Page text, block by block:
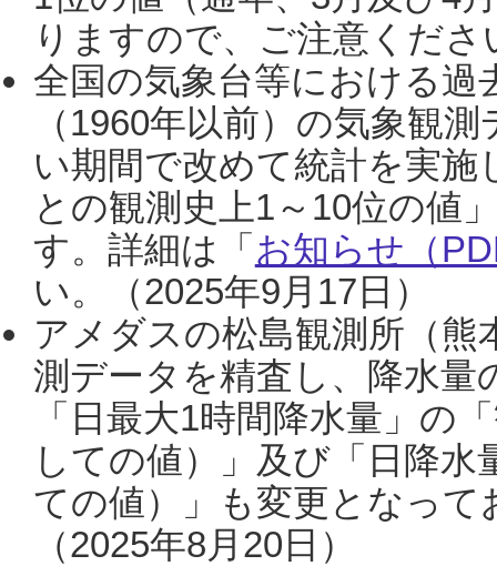
りますので、ご注意くだ
全国の気象台等における過
（1960年以前）の気象観
い期間で改めて統計を実
との観測史上1～10位の値
す。詳細は「 お知らせ（
い。（2025年9月17日）
アメダスの松島観測所（熊
測データを精査し、降水
「日最大1時間降水量」の
しての値）」及び「日降
ての値）」も変更となっ
（2025年8月20日）